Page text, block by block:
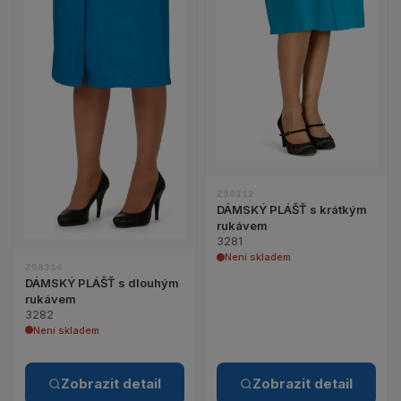
Z98314
DÁMSKÝ PLÁŠŤ s dlouhým
rukávem
3282
Není skladem
Zobrazit detail
Z98312
DÁMSKÝ PLÁŠŤ s krátkým
rukávem
3281
Není skladem
Zobrazit detail